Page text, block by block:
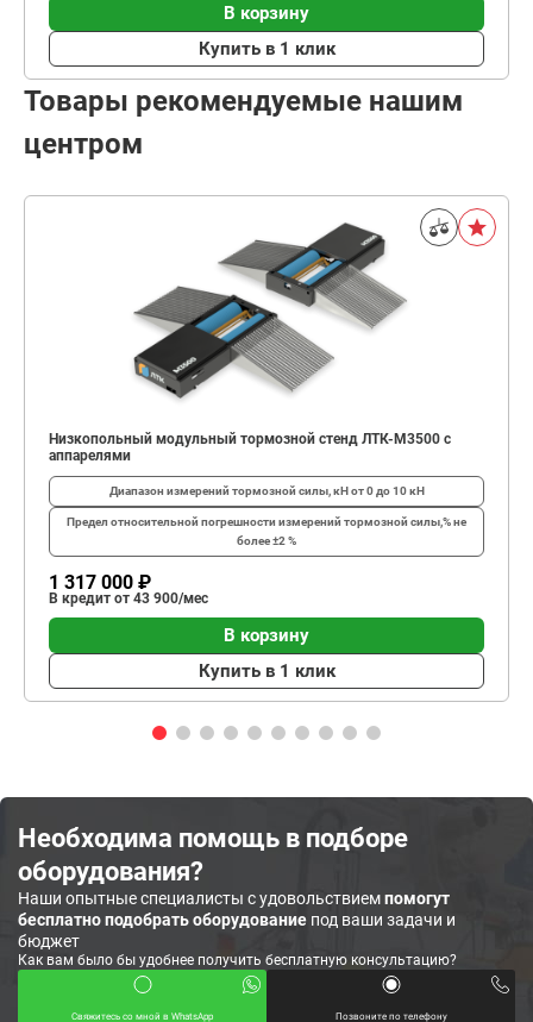
В корзину
Купить в 1 клик
Товары рекомендуемые нашим
центром
Низкопольный модульный тормозной стенд ЛТК-М3500 с
аппарелями
Диапазон измерений тормозной силы, кНот 0 до 10 кН
Предел относительной погрешности измерений тормозной силы,%не
более ±2 %
1 317 000 ₽
В кредит от 43 900/мес
В корзину
Купить в 1 клик
Необходима помощь в подборе
оборудования?
Наши опытные специалисты с удовольствиемпомогут
бесплатно подобрать оборудование под ваши задачи и
бюджет
Как вам было бы удобнее получить бесплатную консультацию?
Свяжитесь со мной в WhatsApp Позвоните по телефону